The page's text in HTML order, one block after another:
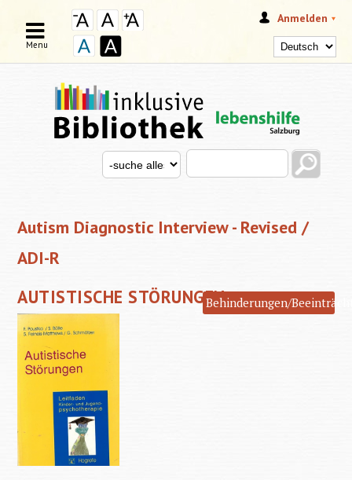
Anmelden
SUCHFORMULAR
Search this site
Search for
Menu
Autism Diagnostic Interview - Revised /
ADI-R
AUTISTISCHE STÖRUNGENBehinderungen/